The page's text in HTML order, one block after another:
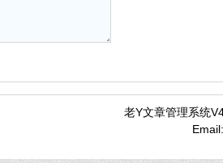
老Y文章管理系统